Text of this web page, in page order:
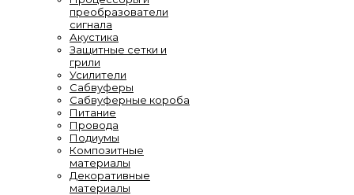
преобразователи
сигнала
Акустика
Защитные сетки и
грили
Усилители
Сабвуферы
Сабвуферные короба
Питание
Провода
Подиумы
Композитные
материалы
Декоративные
материалы